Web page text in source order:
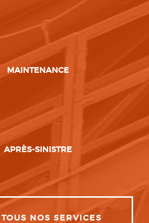
MAINTENANCE
APRÈS-SINISTRE
NOS SERVICES